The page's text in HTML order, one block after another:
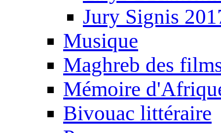
Jury Signis
Musique
Maghreb des
Mémoire
Bivouac littéraire